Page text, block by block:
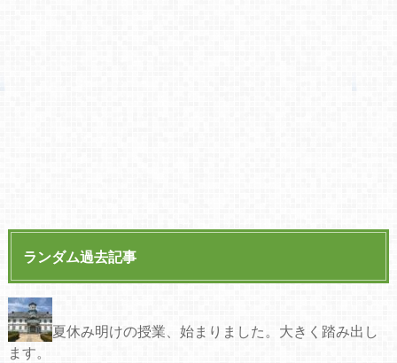
ランダム過去記事
夏休み明けの授業、始まりました。大きく踏み出し
ます。